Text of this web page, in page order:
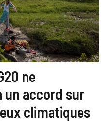
ne
un accord sur
climatiques